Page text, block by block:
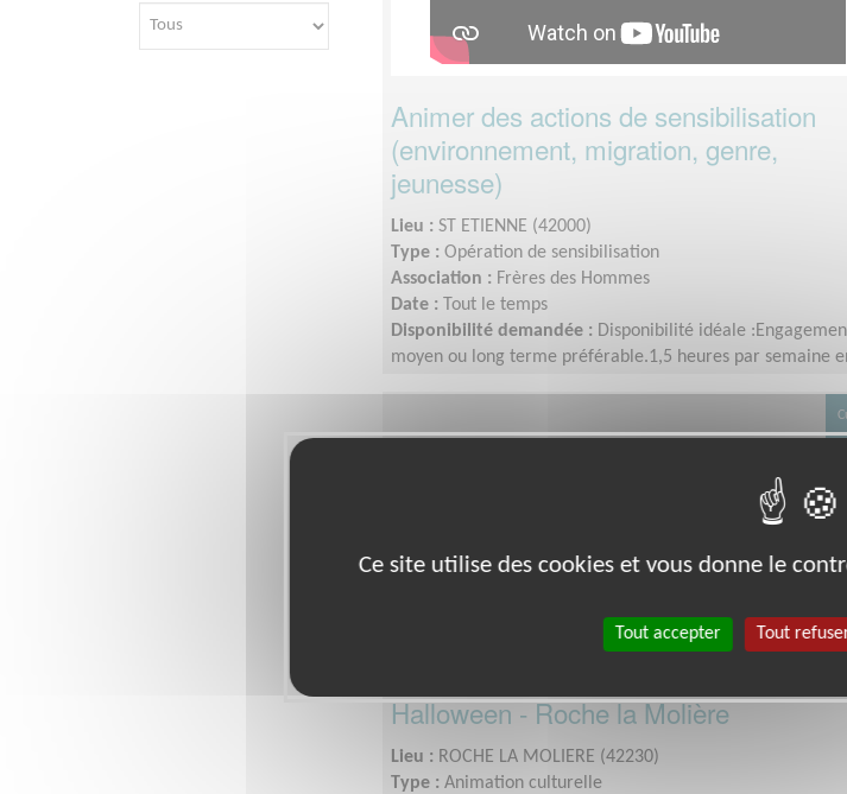
Animer des actions de sensibilisation
(environnement, migration, genre,
jeunesse)
Lieu : ST ETIENNE (42000)
Type : Opération de sensibilisation
Association : Frères des Hommes
Date :
Tout le temps
Disponibilité demandée : Disponibilité idéale
moyen ou long terme préférable.1,5 heures par semaine
Halloween - Roche la Molière
Lieu : ROCHE LA MOLIERE (42230)
Type : Animation culturelle
Ce site utilise des cookies et vous donne le
Tout accepter Tout